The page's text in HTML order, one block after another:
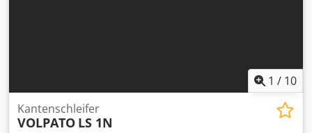
1 / 10
Kantenschleifer
VOLPATO LS 1N